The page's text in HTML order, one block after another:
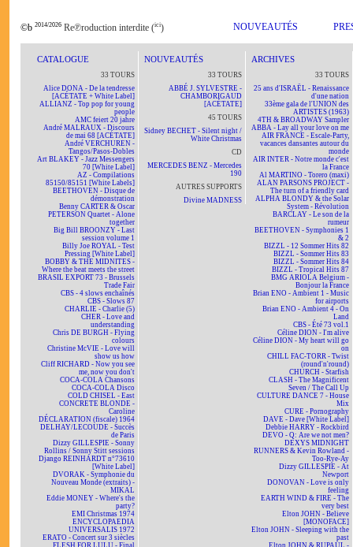
©b 2014/2026 Re℗roduction interdite (ici) NOUVEAUTÉS
CATALOGUE
33 TOURS
Alice DONA - De la tendresse
[ACÉTATE + White Label]
ALLIANZ - Top pop for young
people
AMC feiert 20 jahre
André MALRAUX - Discours
de mai 68 [ACÉTATE]
André VERCHUREN -
Tangos/Pasos-Dobles
Art BLAKEY - Jazz Messengers
70 [White Label]
AZ - Compilations
85150/85151 [White Labels]
BEETHOVEN - Disque de
démonstration
Benny CARTER & Oscar
PETERSON Quartet - Alone
together
Big Bill BROONZY - Last
session volume 1
Billy Joe ROYAL - Test
Pressing [White Label]
BOBBY & THE MIDNITES -
Where the beat meets the street
BRASIL EXPORT 73 - Brussels
Trade Fair
CBS - 4 slows enchaînés
CBS - Slows 87
CHARLIE - Charlie (5)
CHER - Love and
understanding
Chris DE BURGH - Flying
colours
Christine McVIE - Love will
show us how
Cliff RICHARD - Now you see
me, now you don't
COCA-COLA Chansons
COCA-COLA Disco
COLD CHISEL - East
CONCRETE BLONDE -
Caroline
DÉCLARATION (fiscale) 1964
DELHAY/LECOUDE - Succès
de Paris
Dizzy GILLESPIE - Sonny
Rollins / Sonny Stitt sessions
Django REINHARDT n°73610
[White Label]
DVORAK - Symphonie du
Nouveau Monde (extraits) -
MIKAL
Eddie MONEY - Where's the
party?
EMI Christmas 1974
ENCYCLOPAEDIA
UNIVERSALIS 1972
ERATO - Concert sur 3 siècles
FLESH FOR LULU - Final
NOUVEAUTÉS
33 TOURS
ABBÉ J. SYLVESTRE -
CHAMBORIGAUD
[ACÉTATE]
45 TOURS
Sidney BECHET - Silent night /
White Christmas
CD
MERCEDES BENZ - Mercedes
190
AUTRES SUPPORTS
Divine MADNESS
ARCHIVES
33 TOURS
25 ans d'ISRAËL - Renaissance
d'une nation
33ème gala de l'UNION des
ARTISTES (1963)
4TH & BROADWAY Sampler
ABBA - Lay all your love on me
AIR FRANCE - Escale-Party,
vacances dansantes autour du
monde
AIR INTER - Notre monde c'est
la France
Al MARTINO - Torero (maxi)
ALAN PARSONS PROJECT -
The turn of a friendly card
ALPHA BLONDY & the Solar
System - Révolution
BARCLAY - Le son de la
rumeur
BEETHOVEN - Symphonies 1
& 2
BIZZL - 12 Sommer Hits 82
BIZZL - Sommer Hits 83
BIZZL - Sommer Hits 84
BIZZL - Tropical Hits 87
BMG ARIOLA Belgium -
Bonjour la France
Brian ENO - Ambient 1 - Music
for airports
Brian ENO - Ambient 4 - On
Land
CBS - Été 73 vol.1
Céline DION - I'm alive
Céline DION - My heart will go
on
CHILL FAC-TORR - Twist
(round'n'round)
CHURCH - Starfish
CLASH - The Magnificent
Seven / The Call Up
CULTURE DANCE 7 - House
Mix
CURE - Pornography
DAVE - Dave [White Label]
Debbie HARRY - Rockbird
DEVO - Q: Are we not men?
DEXYS MIDNIGHT
RUNNERS & Kevin Rowland -
Too-Rye-Ay
Dizzy GILLESPIE - At
Newport
DONOVAN - Love is only
feeling
EARTH WIND & FIRE - The
very best
Elton JOHN - Believe
[MONOFACE]
Elton JOHN - Sleeping with the
past
Elton JOHN & RUPAUL -